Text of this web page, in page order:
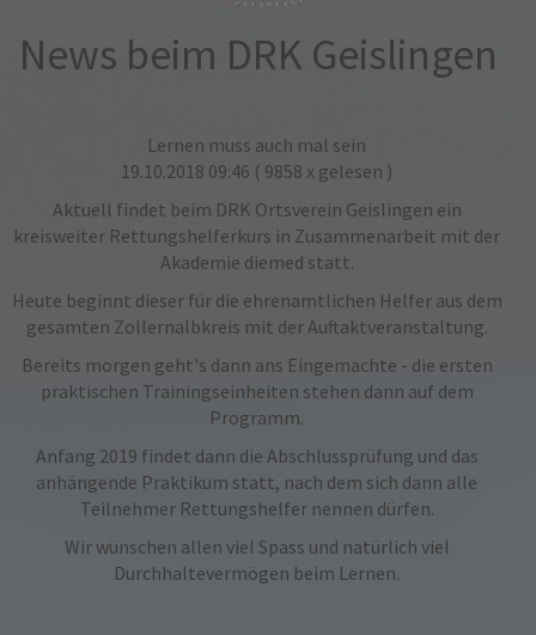
News beim DRK Geislingen
Lernen muss auch mal sein
19.10.2018 09:46 ( 9858 x gelesen )
Aktuell findet beim DRK Ortsverein Geislingen ein
kreisweiter Rettungshelferkurs in Zusammenarbeit mit der
Akademie diemed statt.
Heute beginnt dieser für die ehrenamtlichen Helfer aus dem
gesamten Zollernalbkreis mit der Auftaktveranstaltung.
Bereits morgen geht's dann ans Eingemachte - die ersten
praktischen Trainingseinheiten stehen dann auf dem
Programm.
Anfang 2019 findet dann die Abschlussprüfung und das
anhängende Praktikum statt, nach dem sich dann alle
Teilnehmer Rettungshelfer nennen dürfen.
Wir wünschen allen viel Spass und natürlich viel
Durchhaltevermögen beim Lernen.